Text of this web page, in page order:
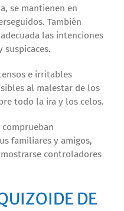
se mantienen en
También
las intenciones
suspicaces.
e irritables
al malestar de los
todo la ira y los celos.
familiares y amigos,
controladores
DE